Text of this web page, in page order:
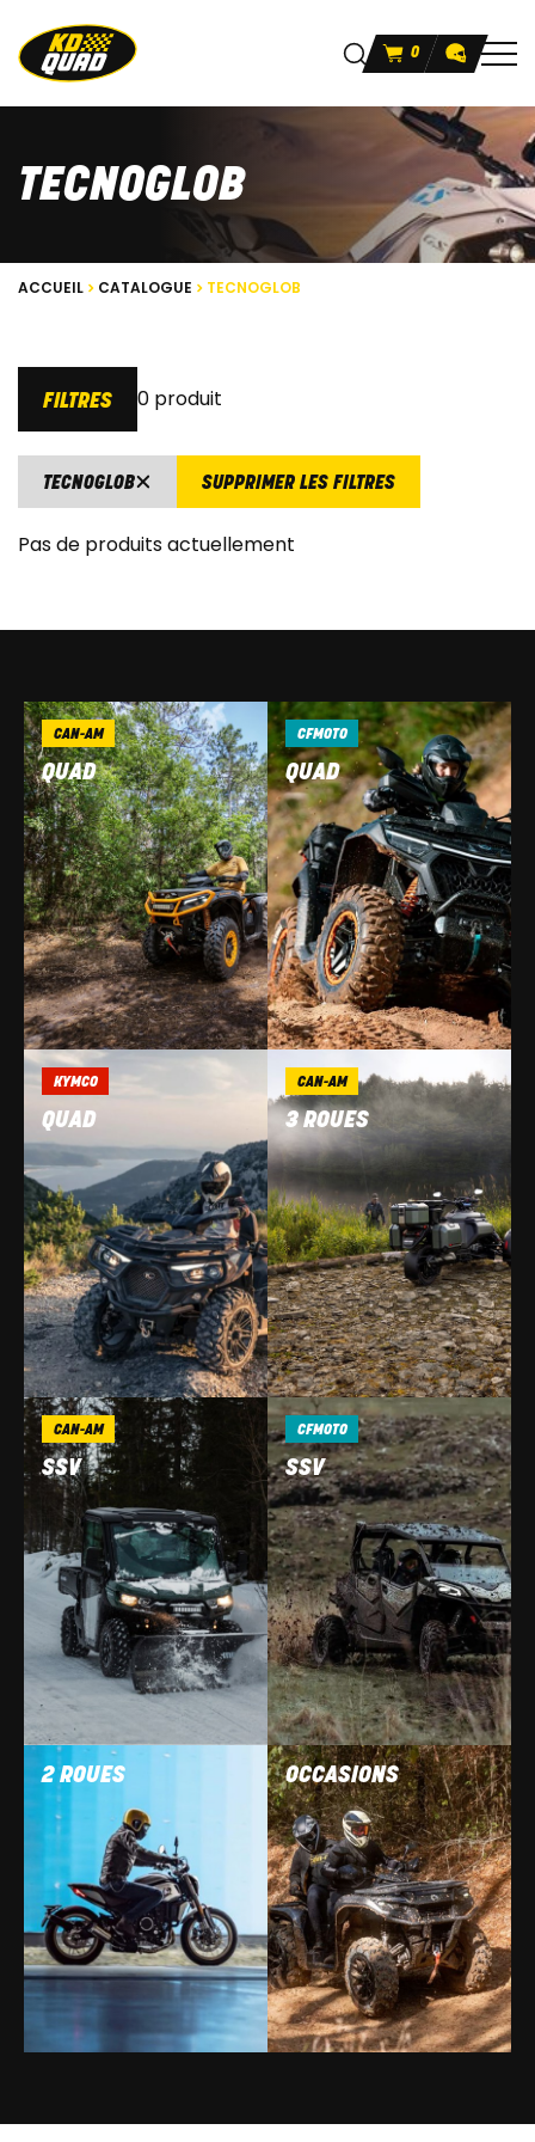
0
TECNOGLOB
ACCUEIL CATALOGUE TECNOGLOB
FILTRES 0 produit
TECNOGLOB SUPPRIMER LES FILTRES
Pas de produits actuellement
CAN-AM
QUAD
CFMOTO
QUAD
KYMCO
QUAD
CAN-AM
3 ROUES
CAN-AM
SSV
CFMOTO
SSV
2 ROUES OCCASIONS